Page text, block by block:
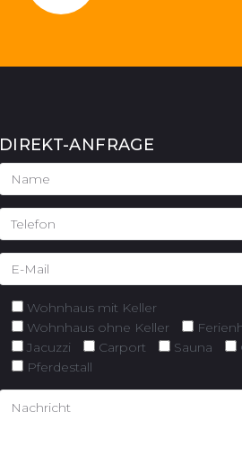
DIREKT-ANFRAGE
Wohnhaus mit Keller
Wohnhaus ohne Keller
Jacuzzi
Carport Sauna
Pferdestall